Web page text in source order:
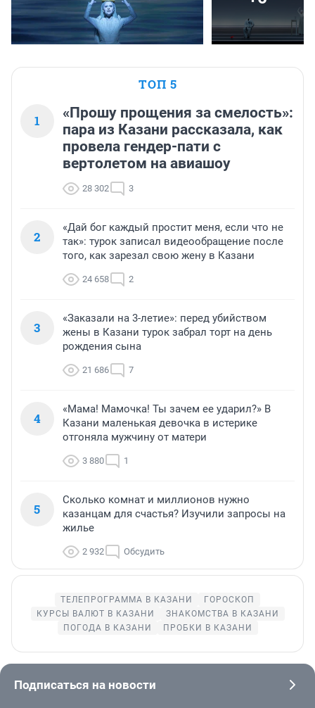
ТОП 5
1
«Прошу прощения за смелость»:
пара из Казани рассказала, как
провела гендер-пати с
вертолетом на авиашоу
28 302 3
2
«Дай бог каждый простит меня, если что не
так»: турок записал видеообращение после
того, как зарезал свою жену в Казани
24 658 2
3
«Заказали на 3-летие»: перед убийством
жены в Казани турок забрал торт на день
рождения сына
21 686 7
4
«Мама! Мамочка! Ты зачем ее ударил?» В
Казани маленькая девочка в истерике
отгоняла мужчину от матери
3 880 1
5
Сколько комнат и миллионов нужно
казанцам для счастья? Изучили запросы на
жилье
2 932 Обсудить
ТЕЛЕПРОГРАММА В КАЗАНИ
ГОРОСКОП
КУРСЫ ВАЛЮТ В КАЗАНИ
ЗНАКОМСТВА В КАЗАНИ
ПОГОДА В КАЗАНИ
ПРОБКИ В КАЗАНИ
Подписаться на новости